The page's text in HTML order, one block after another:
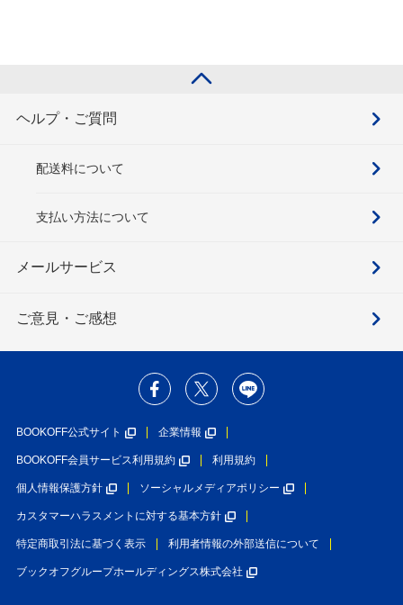
ヘルプ・ご質問
配送料について
支払い方法について
メールサービス
ご意見・ご感想
BOOKOFF公式サイト 企業情報
BOOKOFF会員サービス利用規約 利用規約
個人情報保護方針 ソーシャルメディアポリシー
カスタマーハラスメントに対する基本方針
特定商取引法に基づく表示 利用者情報の外部送信について
ブックオフグループホールディングス株式会社